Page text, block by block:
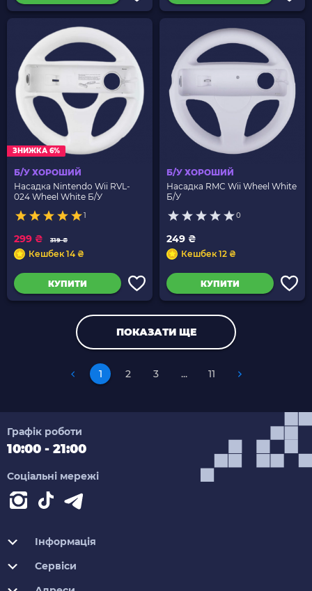
ЗНИЖКА 6%
Б/У ХОРОШИЙ
Насадка Nintendo Wii RVL-
024 Wheel White Б/У
1
319 ₴
299 ₴
Кешбек 14 ₴
КУПИТИ
Б/У ХОРОШИЙ
Насадка RMC Wii Wheel White
Б/У
0
249 ₴
Кешбек 12 ₴
КУПИТИ
ПОКАЗАТИ ЩЕ
1 2 3 ... 11
Графік роботи
10:00 - 21:00
Соціальні мережі
Інформація
Сервіси